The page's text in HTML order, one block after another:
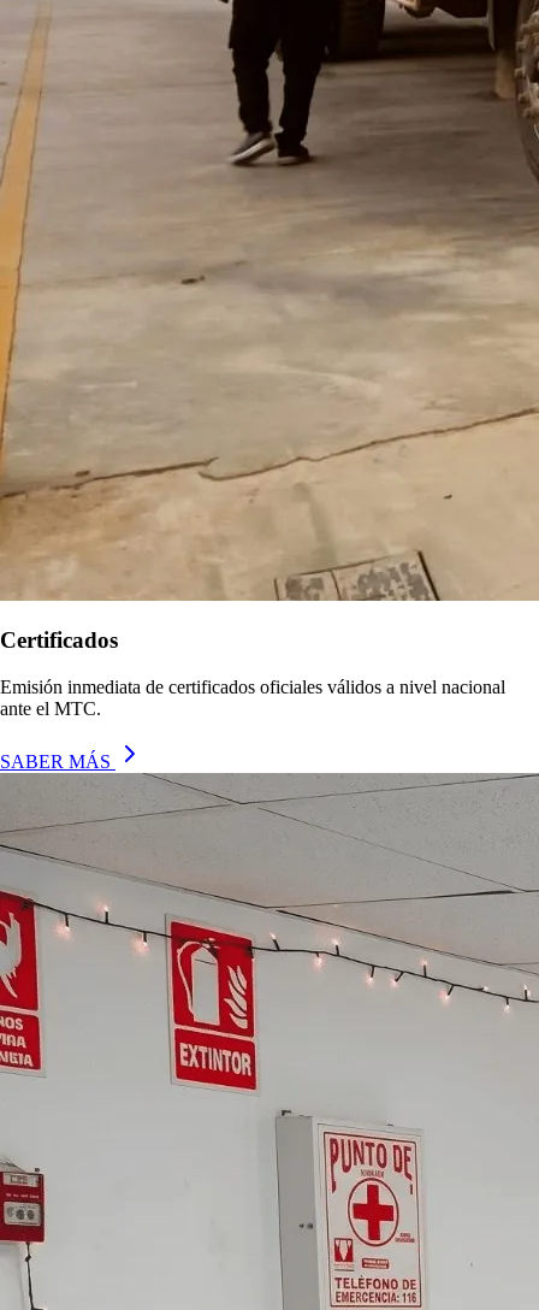
Certificados
Emisión inmediata de certificados oficiales válidos a nivel nacional
ante el MTC.
SABER MÁS